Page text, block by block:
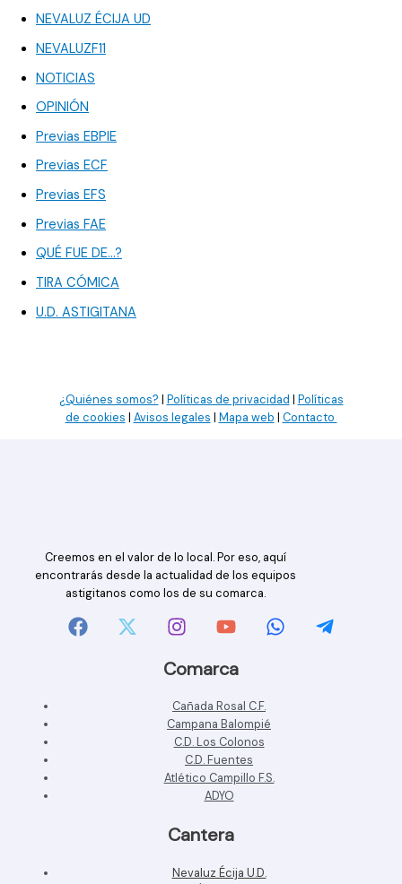
NEVALUZ ÉCIJA UD
NEVALUZF11
NOTICIAS
OPINIÓN
Previas EBPIE
Previas ECF
Previas EFS
Previas FAE
QUÉ FUE DE…?
TIRA CÓMICA
U.D. ASTIGITANA
¿Quiénes somos? | Políticas de privacidad | Políticas
de cookies | Avisos legales | Mapa web | Contacto
Creemos en el valor de lo local. Por eso, aquí
encontrarás desde la actualidad de los equipos
astigitanos como los de su comarca.
Comarca
Cañada Rosal C.F.
Campana Balompié
C.D. Los Colonos
C.D. Fuentes
Atlético Campillo F.S.
ADYO
Cantera
Nevaluz Écija U.D.